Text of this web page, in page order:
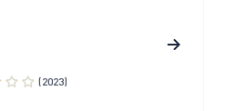
(2023)